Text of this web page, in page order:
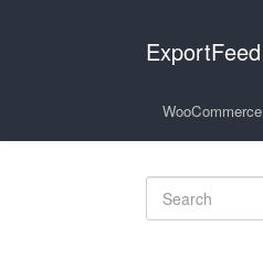
ExportFeed
WooCommerce